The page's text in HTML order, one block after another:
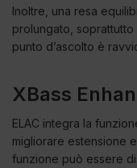
Inoltre, una resa
prolungato,
punto d’ascolto è
XBass
ELAC integra la
migliorare estensione
funzione può essere